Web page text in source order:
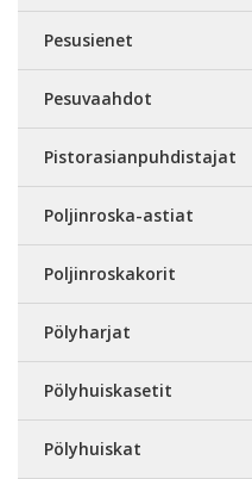
Pesusienet
Pesuvaahdot
Pistorasianpuhdistajat
Poljinroska-astiat
Poljinroskakorit
Pölyharjat
Pölyhuiskasetit
Pölyhuiskat